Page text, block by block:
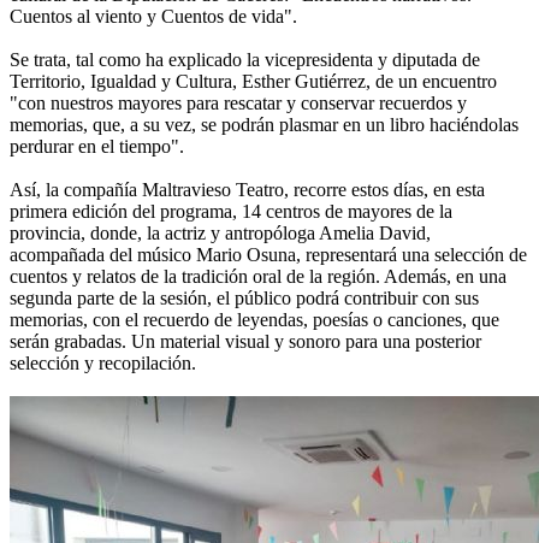
Cuentos al viento y Cuentos de vida".
Se trata, tal como ha explicado la vicepresidenta y diputada de
Territorio, Igualdad y Cultura, Esther Gutiérrez, de un encuentro
"con nuestros mayores para rescatar y conservar recuerdos y
memorias, que, a su vez, se podrán plasmar en un libro haciéndolas
perdurar en el tiempo".
Así, la compañía Maltravieso Teatro, recorre estos días, en esta
primera edición del programa, 14 centros de mayores de la
provincia, donde, la actriz y antropóloga Amelia David,
acompañada del músico Mario Osuna, representará una selección de
cuentos y relatos de la tradición oral de la región. Además, en una
segunda parte de la sesión, el público podrá contribuir con sus
memorias, con el recuerdo de leyendas, poesías o canciones, que
serán grabadas. Un material visual y sonoro para una posterior
selección y recopilación.